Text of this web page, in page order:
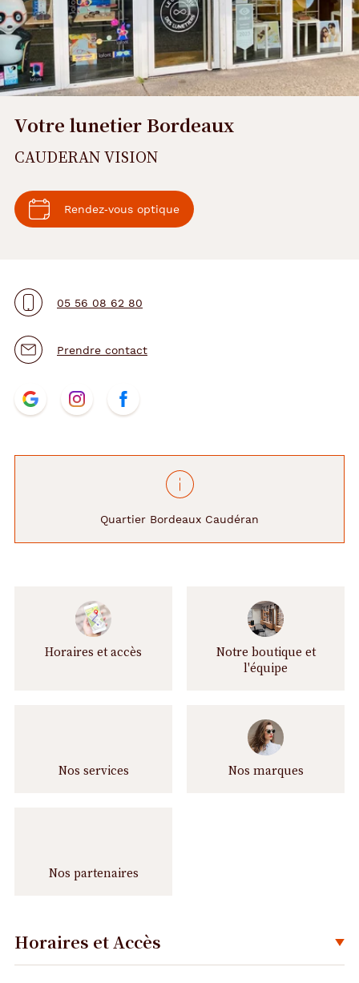
Votre lunetier Bordeaux
CAUDERAN VISION
Rendez‑vous optique
05 56 08 62 80
Prendre contact
N
o
t.project.base.store.
t.project.base.store.
t.project.base.store.
Quartier Bordeaux Caudéran
Horaires et accès
Notre boutique et
l'équipe
Nos services Nos marques
Nos partenaires
Horaires et Accès
Déplier